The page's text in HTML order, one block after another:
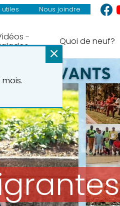
utiles Nous joindre
-
Quoi de neuf?